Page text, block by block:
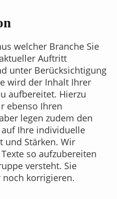
welcher Branche Sie
Auftritt
unter Berücksichtigung
wird der Inhalt Ihrer
aufbereitet. Hierzu
ebenso Ihren
legen zudem den
Ihre individuelle
und Stärken. Wir
so aufzubereiten
versteht. Sie
korrigieren.